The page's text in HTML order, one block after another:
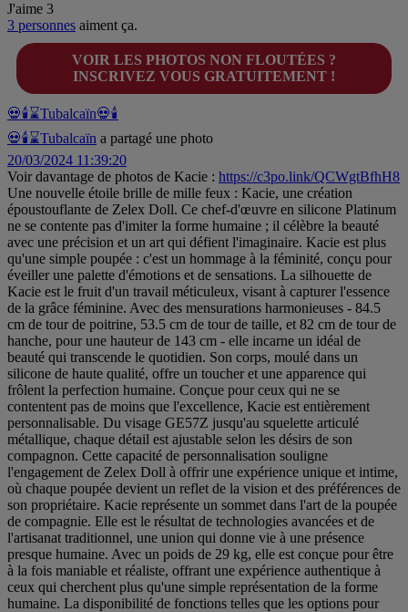
J'aime 3
3 personnes aiment ça.
VOIR LES PHOTOS NON FLOUTÉES ?
INSCRIVEZ VOUS GRATUITEMENT !
💀🕯️⌛Tubalcaïn💀🕯
💀🕯️⌛Tubalcaïn a partagé une photo
20/03/2024 11:39:20
Voir davantage de photos de Kacie : https://c3po.link/QCWgtBfhH8
Une nouvelle étoile brille de mille feux : Kacie, une création
époustouflante de Zelex Doll. Ce chef-d'œuvre en silicone Platinum
ne se contente pas d'imiter la forme humaine ; il célèbre la beauté
avec une précision et un art qui défient l'imaginaire. Kacie est plus
qu'une simple poupée : c'est un hommage à la féminité, conçu pour
éveiller une palette d'émotions et de sensations. La silhouette de
Kacie est le fruit d'un travail méticuleux, visant à capturer l'essence
de la grâce féminine. Avec des mensurations harmonieuses - 84.5
cm de tour de poitrine, 53.5 cm de tour de taille, et 82 cm de tour de
hanche, pour une hauteur de 143 cm - elle incarne un idéal de
beauté qui transcende le quotidien. Son corps, moulé dans un
silicone de haute qualité, offre un toucher et une apparence qui
frôlent la perfection humaine. Conçue pour ceux qui ne se
contentent pas de moins que l'excellence, Kacie est entièrement
personnalisable. Du visage GE57Z jusqu'au squelette articulé
métallique, chaque détail est ajustable selon les désirs de son
compagnon. Cette capacité de personnalisation souligne
l'engagement de Zelex Doll à offrir une expérience unique et intime,
où chaque poupée devient un reflet de la vision et des préférences de
son propriétaire. Kacie représente un sommet dans l'art de la poupée
de compagnie. Elle est le résultat de technologies avancées et de
l'artisanat traditionnel, une union qui donne vie à une présence
presque humaine. Avec un poids de 29 kg, elle est conçue pour être
à la fois maniable et réaliste, offrant une expérience authentique à
ceux qui cherchent plus qu'une simple représentation de la forme
humaine. La disponibilité de fonctions telles que les options pour